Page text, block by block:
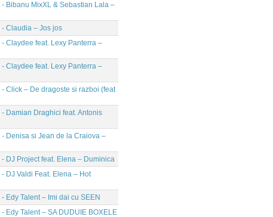
- Bibanu MixXL & Sebastian Lala –
- Claudia – Jos jos
- Claydee feat. Lexy Panterra –
- Claydee feat. Lexy Panterra –
- Click – De dragoste si razboi (feat
- Damian Draghici feat. Antonis
- Denisa si Jean de la Craiova –
- DJ Project feat. Elena – Duminica
- DJ Valdi Feat. Elena – Hot
- Edy Talent – Imi dai cu SEEN
- Edy Talent – SA DUDUIE BOXELE